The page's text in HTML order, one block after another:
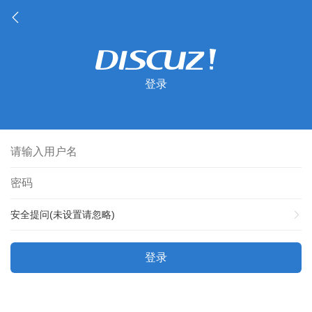
登录
安全提问(未设置请忽略)
登录